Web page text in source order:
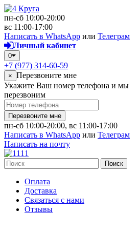
пн-сб 10:00-20:00
вс 11:00-17:00
Написать в WhatsApp или Телеграм
Личный кабинет
0
+7 (977) 314-60-59
× Перезвоните мне
Укажите Ваш номер телефона и мы
перезвоним
Перезвоните мне
пн-сб 10:00-20:00, вс 11:00-17:00
Написать в WhatsApp или Телеграм
Написать на почту
Поиск
Оплата
Доставка
Связаться с нами
Отзывы